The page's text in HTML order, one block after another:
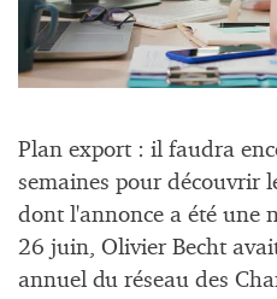
Plan export : il faudra
semaines pour découvrir
dont l'annonce a été une
26 juin, Olivier Becht
annuel du réseau des